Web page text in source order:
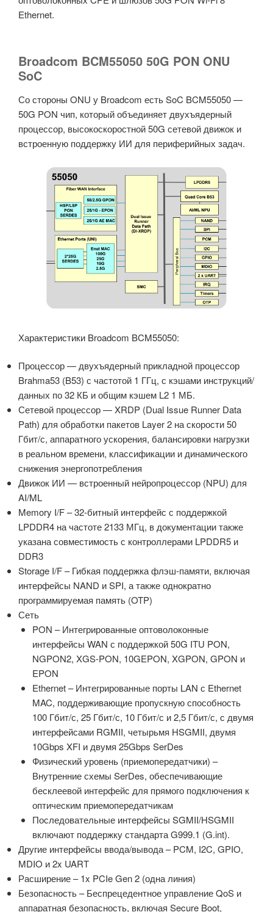
Ethernet.
Broadcom BCM55050 50G PON ONU
SoC
Со стороны ONU у Broadcom есть SoC BCM55050 —
50G PON чип, который объединяет двухъядерный
процессор, высокоскоростной 50G сетевой движок и
встроенную поддержку ИИ для периферийных задач.
Характеристики Broadcom BCM55050:
Процессор — двухъядерный прикладной процессор
Brahma53 (B53) с частотой 1 ГГц, с кэшами инструкций/
данных по 32 КБ и общим кэшем L2 1 МБ.
Сетевой процессор — XRDP (Dual Issue Runner Data
Path) для обработки пакетов Layer 2 на скорости 50
Гбит/с, аппаратного ускорения, балансировки нагрузки
в реальном времени, классификации и динамического
снижения энергопотребления
Движок ИИ — встроенный нейропроцессор (NPU) для
AI/ML
Memory I/F – 32-битный интерфейс с поддержкой
LPDDR4 на частоте 2133 МГц, в документации также
указана совместимость с контроллерами LPDDR5 и
DDR3
Storage I/F – Гибкая поддержка флэш-памяти, включая
интерфейсы NAND и SPI, а также однократно
программируемая память (OTP)
Сеть
PON – Интегрированные оптоволоконные
интерфейсы WAN с поддержкой 50G ITU PON,
NGPON2, XGS-PON, 10GEPON, XGPON, GPON и
EPON
Ethernet – Интегрированные порты LAN с Ethernet
MAC, поддерживающие пропускную способность
100 Гбит/с, 25 Гбит/с, 10 Гбит/с и 2,5 Гбит/с, с двумя
интерфейсами RGMII, четырьмя HSGMII, двумя
10Gbps XFI и двумя 25Gbps SerDes
Физический уровень (приемопередатчики) –
Внутренние схемы SerDes, обеспечивающие
бесклеевой интерфейс для прямого подключения к
оптическим приемопередатчикам
Последовательные интерфейсы SGMII/HSGMII
включают поддержку стандарта G999.1 (G.int).
Другие интерфейсы ввода/вывода – PCM, I2C, GPIO,
MDIO и 2x UART
Расширение – 1x PCIe Gen 2 (одна линия)
Безопасность – Беспрецедентное управление QoS и
аппаратная безопасность, включая Secure Boot,